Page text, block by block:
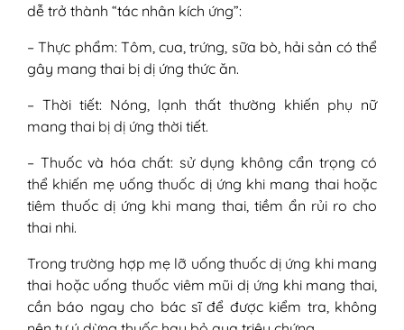
dễ trở thành “tác nhân kích ứng”:
– Thực phẩm: Tôm, cua, trứng, sữa bò, hải sản có thể
gây mang thai bị dị ứng thức ăn.
– Thời tiết: Nóng, lạnh thất thường khiến phụ nữ
mang thai bị dị ứng thời tiết.
– Thuốc và hóa chất: sử dụng không cẩn trọng có
thể khiến mẹ uống thuốc dị ứng khi mang thai hoặc
tiêm thuốc dị ứng khi mang thai, tiềm ẩn rủi ro cho
thai nhi.
Trong trường hợp mẹ lỡ uống thuốc dị ứng khi mang
thai hoặc uống thuốc viêm mũi dị ứng khi mang thai,
cần báo ngay cho bác sĩ để được kiểm tra, không